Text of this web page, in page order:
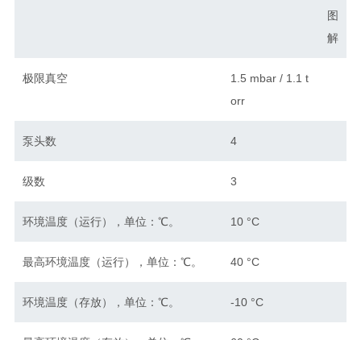
图
解
极限真空
1.5 mbar / 1.1 t
orr
泵头数 4
级数 3
环境温度（运行），单位：℃。 10 °C
最高环境温度（运行），单位：℃。 40 °C
环境温度（存放），单位：℃。 -10 °C